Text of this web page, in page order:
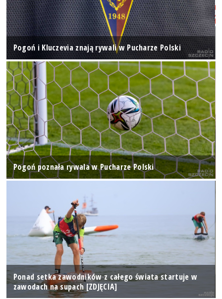
Pogoń i Kluczevia znają rywali w Pucharze Polski
Pogoń poznała rywala w Pucharze Polski
Ponad setka zawodników z całego świata startuje w
zawodach na supach [ZDJĘCIA]